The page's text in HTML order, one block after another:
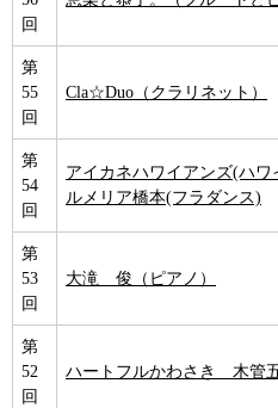
回
第
55
回
Cla☆Duo（クラリネット）
第
54
回
アイカネハワイアンズ(ハ
ルメリア橋本(フラダンス)
第
53
回
大滝 俊（ピアノ）
第
52
回
ハートフルかわさき 木管